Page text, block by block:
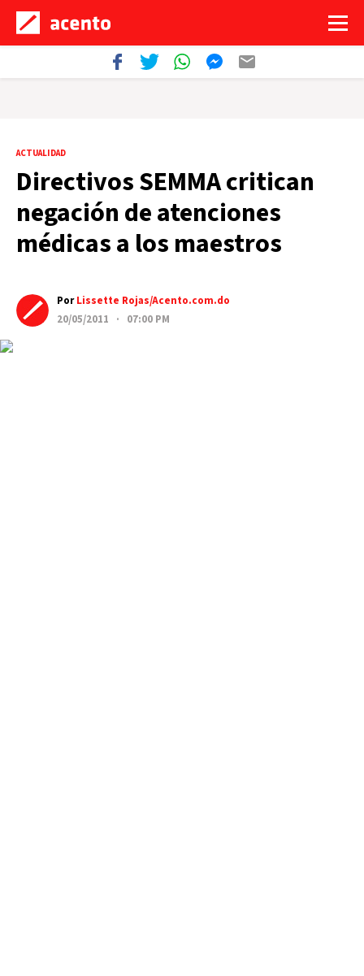
ACTUALIDAD
Directivos SEMMA critican
negación de atenciones
médicas a los maestros
PorLissette Rojas/Acento.com.do
20/05/2011 · 07:00 PM